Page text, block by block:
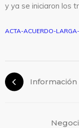
y ya se iniciaron los
ACTA-ACUERDO-
Información